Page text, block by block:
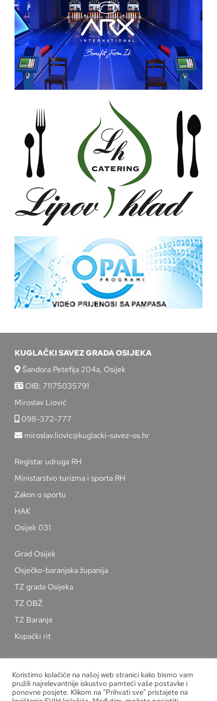
KUGLAČKI SAVEZ GRADA OSIJEKA
Šandora Petefija 204a, Osijek
OIB: 71175035791
Miroslav Liović
098-372-777
miroslav.liovic@kuglacki-savez-os.hr
Registar udruga RH
Ministarstvo turizma i sporta RH
Zakon o sportu
HAK
Osijek 031
Grad Osijek
Osječko-baranjska županija
TZ grada Osijeka
TZ OBŽ
TZ Baranje
Kopački rit
Koristimo kolačiće na našoj web stranici kako bismo vam
pružili najrelevantnije iskustvo pamteći vaše postavke i
ponovne posjete. Klikom na "Prihvati sve" pristajete na